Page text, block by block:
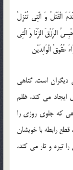
الْقَتْلُ وَ الَّتِي تُنْزِلُ
الرِّزْقَ الزِّنَا وَ الَّتِي
عُقُوقُ الْوَالِدَيْن‏
ديگران است. گناهى
ايجاد مى كند، ظلم
كه جلوى روزى را
رابطه با خويشان
تيره و تار مى كند،